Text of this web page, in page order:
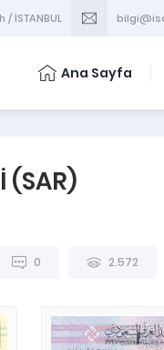
İSTANBUL
Ana Sayfa
(SAR)
0 2.572